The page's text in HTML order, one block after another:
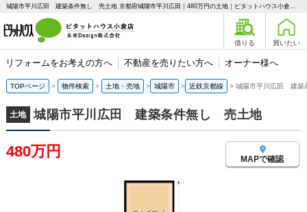
城陽市平川広田 建築条件無し 売土地 京都府城陽市平川広田｜480万円の土地｜ピタットハウス小倉店 未来Design株式会社
借りる 買いたい
リフォームをお考えの方へ 不動産を売りたい方へ オーナー様へ
TOPページ 物件検索 土地・売地 城陽市 近鉄京都線 城陽市平川広田 建
土地 城陽市平川広田 建築条件無し 売土地
480万円 MAPで確認